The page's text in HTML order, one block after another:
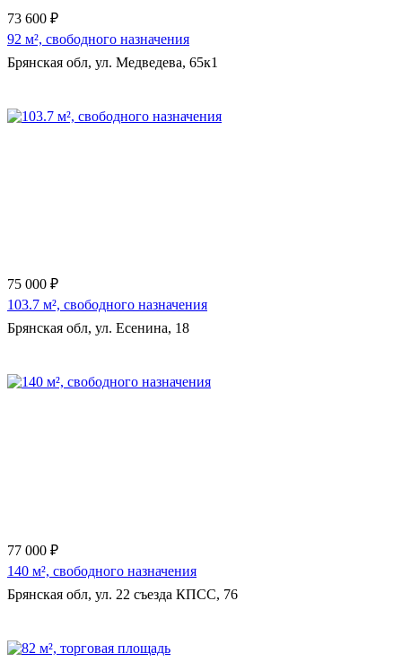
73 600 ₽
92 м², свободного назначения
Брянская обл, ул. Медведева, 65к1
75 000 ₽
103.7 м², свободного назначения
Брянская обл, ул. Есенина, 18
77 000 ₽
140 м², свободного назначения
Брянская обл, ул. 22 съезда КПСС, 76